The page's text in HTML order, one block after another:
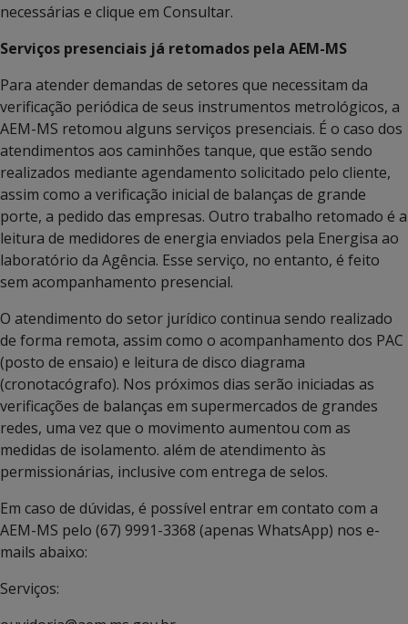
necessárias e clique em Consultar.
Serviços presenciais já retomados pela AEM-MS
Para atender demandas de setores que necessitam da
verificação periódica de seus instrumentos metrológicos, a
AEM-MS retomou alguns serviços presenciais. É o caso dos
atendimentos aos caminhões tanque, que estão sendo
realizados mediante agendamento solicitado pelo cliente,
assim como a verificação inicial de balanças de grande
porte, a pedido das empresas. Outro trabalho retomado é a
leitura de medidores de energia enviados pela Energisa ao
laboratório da Agência. Esse serviço, no entanto, é feito
sem acompanhamento presencial.
O atendimento do setor jurídico continua sendo realizado
de forma remota, assim como o acompanhamento dos PAC
(posto de ensaio) e leitura de disco diagrama
(cronotacógrafo). Nos próximos dias serão iniciadas as
verificações de balanças em supermercados de grandes
redes, uma vez que o movimento aumentou com as
medidas de isolamento. além de atendimento às
permissionárias, inclusive com entrega de selos.
Em caso de dúvidas, é possível entrar em contato com a
AEM-MS pelo (67) 9991-3368 (apenas WhatsApp) nos e-
mails abaixo:
Serviços: